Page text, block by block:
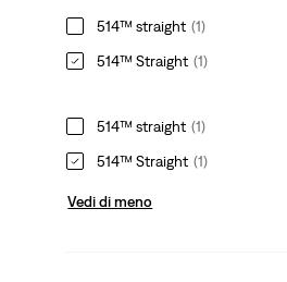
514™ straight (1)
514™ Straight (1)
514™ straight (1)
514™ Straight (1)
Vedi di meno